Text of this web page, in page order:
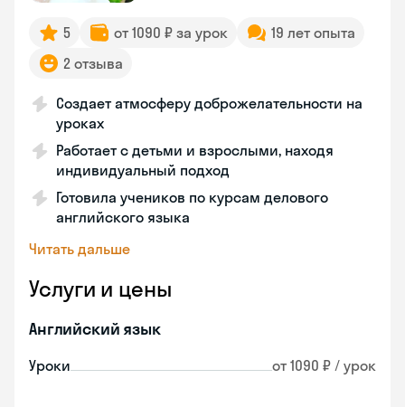
5 от 1090 ₽ за урок
19 лет опыта
2 отзыва
Создает атмосферу доброжелательности на
уроках
Работает с детьми и взрослыми, находя
индивидуальный подход
Готовила учеников по курсам делового
английского языка
Читать дальше
Услуги и цены
Английский язык
Уроки от 1090 ₽ / урок